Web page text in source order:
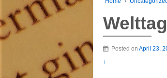
Posted on April 23,
↓